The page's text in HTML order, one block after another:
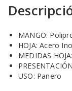
MANGO:
HOJA: Acero
MEDIDAS
USO: Panero